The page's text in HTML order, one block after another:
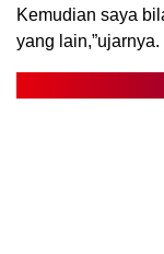
Kemudian saya
yang lain,”ujarnya.